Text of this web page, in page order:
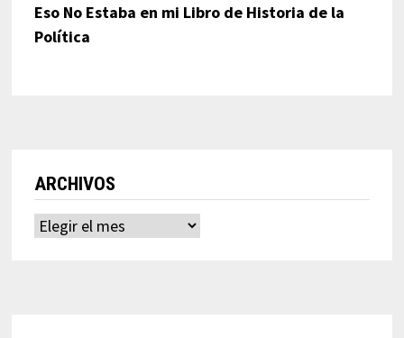
Eso No Estaba en mi Libro de Historia de la
Política
ARCHIVOS
Archivos